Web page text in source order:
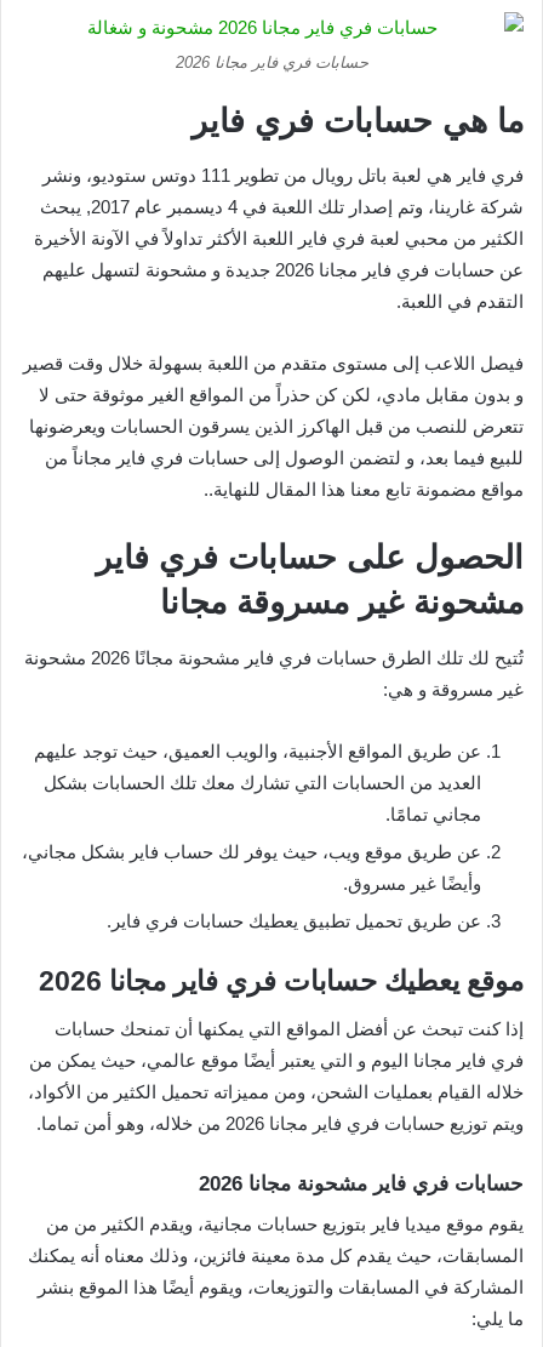
حسابات فري فاير مجانا 2026
ما هي حسابات فري فاير
فري فاير هي لعبة باتل رويال من تطوير 111 دوتس ستوديو، ونشر
شركة غارينا، وتم إصدار تلك اللعبة في 4 ديسمبر عام 2017, يبحث
الكثير من محبي لعبة فري فاير اللعبة الأكثر تداولاً في الآونة الأخيرة
عن حسابات فري فاير مجانا 2026 جديدة و مشحونة لتسهل عليهم
التقدم في اللعبة.
فيصل اللاعب إلى مستوى متقدم من اللعبة بسهولة خلال وقت قصير
و بدون مقابل مادي، لكن كن حذراً من المواقع الغير موثوقة حتى لا
تتعرض للنصب من قبل الهاكرز الذين يسرقون الحسابات ويعرضونها
للبيع فيما بعد، و لتضمن الوصول إلى حسابات فري فاير مجاناً من
مواقع مضمونة تابع معنا هذا المقال للنهاية..
الحصول على حسابات فري فاير
مشحونة غير مسروقة مجانا
تُتيح لك تلك الطرق حسابات فري فاير مشحونة مجانًا 2026 مشحونة
غير مسروقة و هي:
عن طريق المواقع الأجنبية، والويب العميق، حيث توجد عليهم
العديد من الحسابات التي تشارك معك تلك الحسابات بشكل
مجاني تمامًا.
عن طريق موقع ويب، حيث يوفر لك حساب فاير بشكل مجاني،
وأيضًا غير مسروق.
عن طريق تحميل تطبيق يعطيك حسابات فري فاير.
موقع يعطيك حسابات فري فاير مجانا 2026
إذا كنت تبحث عن أفضل المواقع التي يمكنها أن تمنحك حسابات
فري فاير مجانا اليوم و التي يعتبر أيضًا موقع عالمي، حيث يمكن من
خلاله القيام بعمليات الشحن، ومن مميزاته تحميل الكثير من الأكواد،
ويتم توزيع حسابات فري فاير مجانا 2026 من خلاله، وهو أمن تماما.
حسابات فري فاير مشحونة مجانا 2026
يقوم موقع ميديا فاير بتوزيع حسابات مجانية، ويقدم الكثير من من
المسابقات، حيث يقدم كل مدة معينة فائزين، وذلك معناه أنه يمكنك
المشاركة في المسابقات والتوزيعات، ويقوم أيضًا هذا الموقع بنشر
ما يلي: